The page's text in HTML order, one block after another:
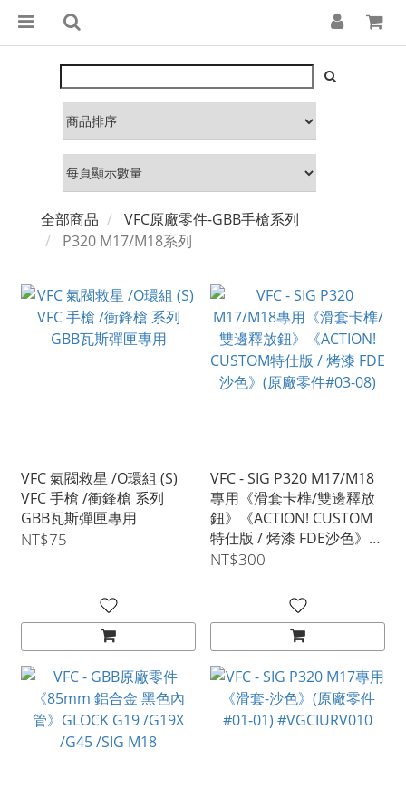
全部商品
VFC原廠零件-GBB手槍系列
P320 M17/M18系列
VFC 氣閥救星 /O環組 (S)
VFC 手槍 /衝鋒槍 系列
GBB瓦斯彈匣專用
NT$75
VFC - SIG P320 M17/M18
專用《滑套卡榫/雙邊釋放
鈕》《ACTION! CUSTOM
特仕版 / 烤漆 FDE沙色》
(原廠零件#03-08)
NT$300